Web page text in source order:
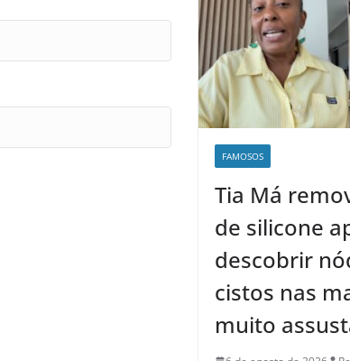
FAMOSOS
Tia Má
de silicone
descobrir
cistos nas
muito